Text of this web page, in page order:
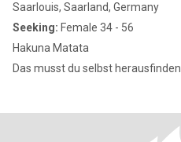
Saarlouis, Saarland, Germany
Seeking: Female 34 - 56
Hakuna Matata
Das musst du selbst herausfinden